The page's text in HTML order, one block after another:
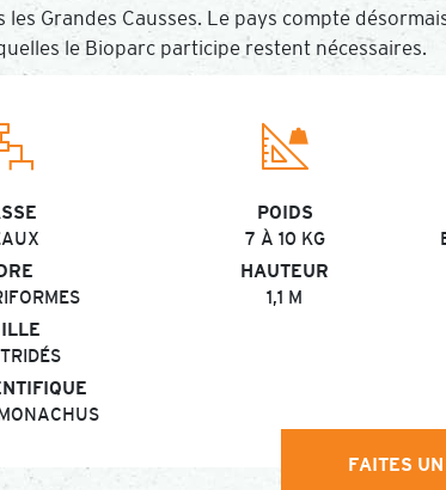
les Grandes Causses. Le pays compte
le Bioparc participe restent nécessaires.
POIDS
7 À 10 KG
HAUTEUR
1,1 M
FAITES